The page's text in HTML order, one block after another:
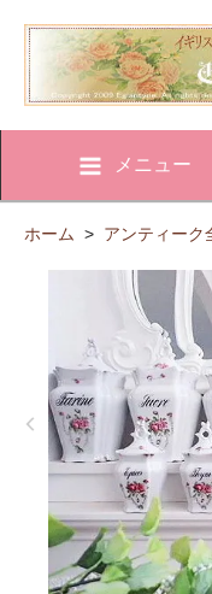
メニュー
ホーム > アンティーク